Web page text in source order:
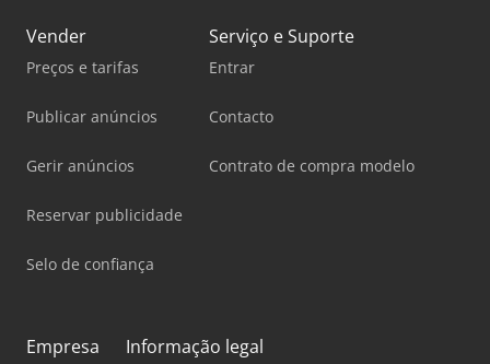
mudança Estado de conservação: bom - 3 máquinas
disponíveis, atualmente 1 máquina pronta para
demonstração com potência, a máquina está equipada
armadura que são utilizados para ajustar engrenagens
utilizados para a regulação de engrenagens de bancos de
Vender
Preços e tarifas
Publicar anúncios
Gerir anúncios
Reservar publicidade
Selo de confiança
Serviço e Suporte
Entrar
Contacto
Contrato de compra modelo
Empresa Informação legal